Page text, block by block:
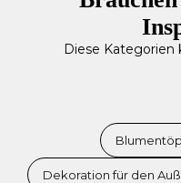
Diese Kategorien
Dekoration für den